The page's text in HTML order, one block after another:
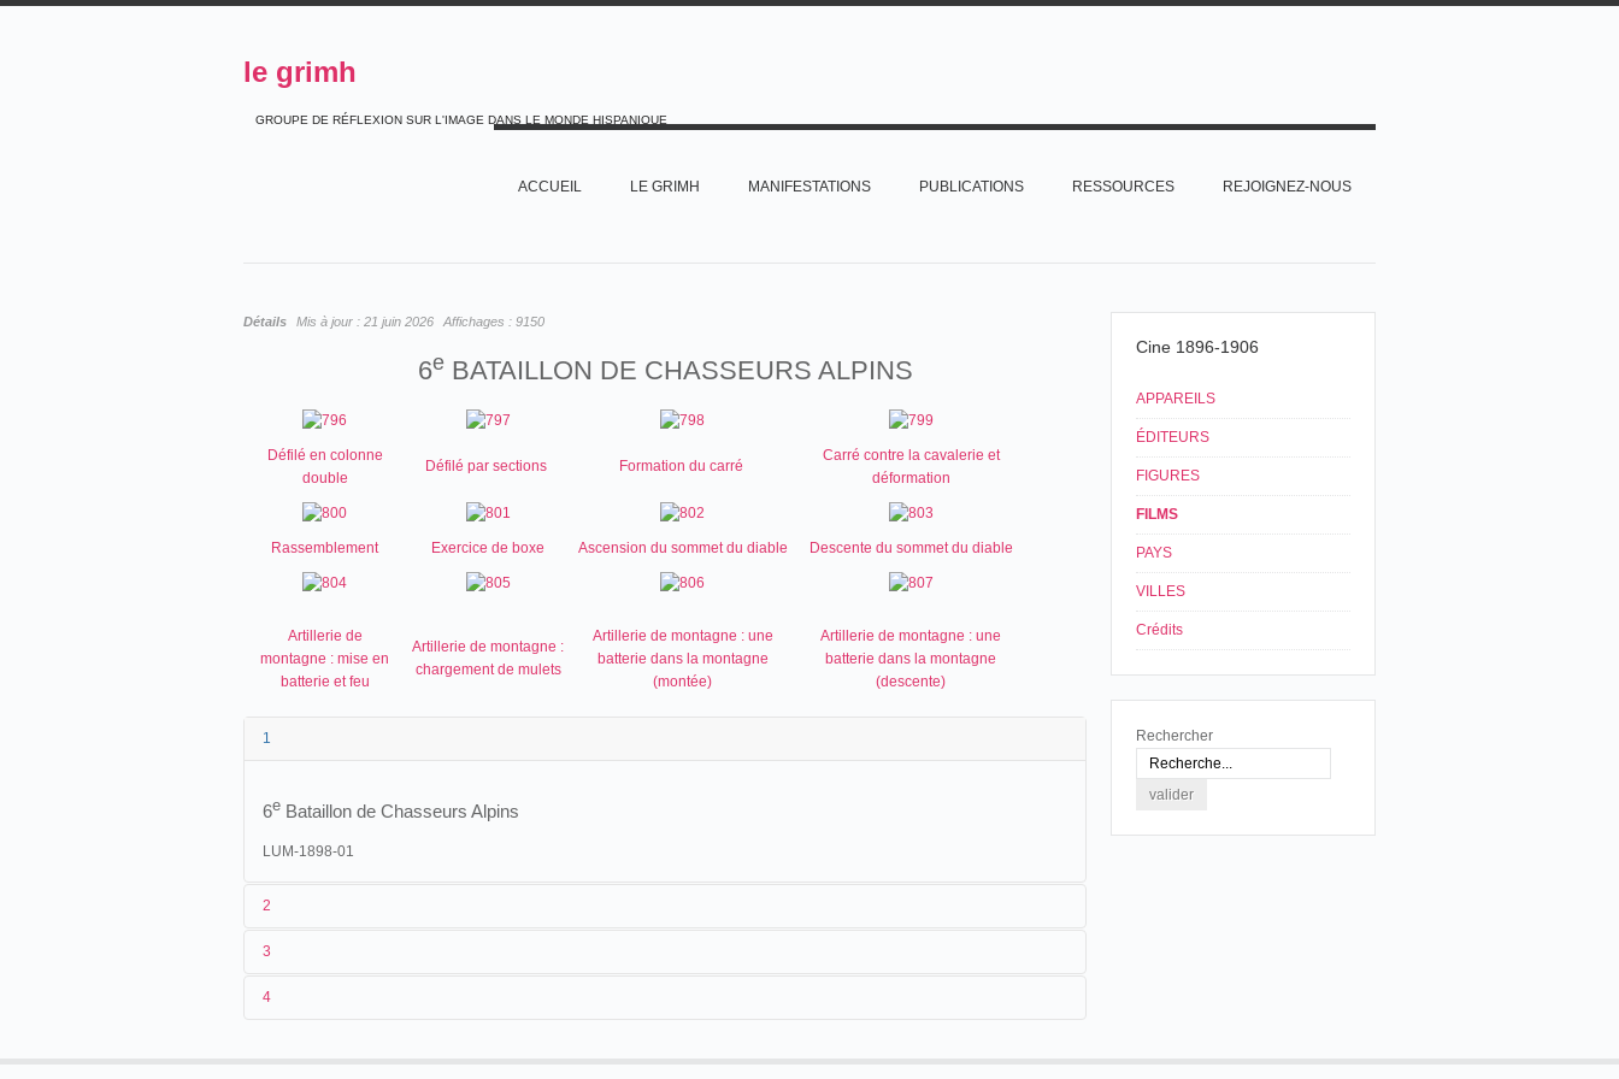
le grimh
GROUPE DE RÉFLEXION SUR L'IMAGE DANS LE MONDE HISPANIQUE
ACCUEIL LE GRIMH MANIFESTATIONS PUBLICATIONS RESSOURCES REJOIGNEZ-NOUS
Détails Mis à jour : 21 juin 2026 Affichages : 9150
6eBATAILLON DE CHASSEURS ALPINS
Défilé en colonne
double
Défilé par sections Formation du carré
Carré contre la cavalerie et
déformation
Rassemblement Exercice de boxe Ascension du sommet du diable Descente du sommet du diable
Artillerie de
montagne : mise en
batterie et feu
Artillerie de montagne :
chargement de mulets
Artillerie de montagne : une
batterie dans la montagne
(montée)
Artillerie de montagne : une
batterie dans la montagne
(descente)
1
6e Bataillon de Chasseurs Alpins
LUM-1898-01
2
2
3
4
Cine 1896-1906
APPAREILS
ÉDITEURS
FIGURES
FILMS
PAYS
VILLES
Crédits
Rechercher